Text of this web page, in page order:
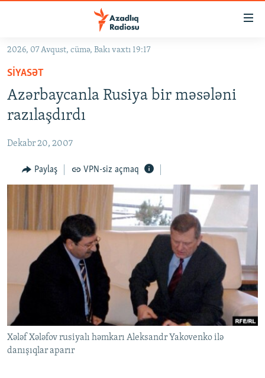
Əsas
qayıt
Əsas
naviqasiyaya
qayıt
Axtarışa
GÜNDƏM
#İZAHLA
KORRUPSIOMETR
#ƏSLINDƏ
FƏRQƏ BAX
QANUNI DOĞRU
ARAŞDIRMA
MULTIMEDIA
VIDEO
FOTOQALEREYA
İNFOQRAFIKA
KARIKATURA
RADIO ARXIV
OXU ZALI
AZƏRBAYCAN ƏDƏBIYYATI KITABXANASI
İSLAM VƏ DEMOKRATIYA
İZ - MƏDƏNIYYƏT PROQRAMI
HAQQIMIZDA
MISSIYAMIZ
PEŞƏ ETIKASI VƏ JURNALISTIKA STANDARTLARIMIZ
MATERIALLARIMIZDAN ISTIFADƏ
AZADLIQRADIOSU MOBIL TELEFONUNUZDA
BIZI IZLƏ
RFE/RL-in bütün saytları
2026, 07 Avqust, cümə, Bakı vaxtı 19:17
SIYASƏT
Azərbaycanla Rusiya bir məsələni
razılaşdırdı
Dekabr 20, 2007
Paylaş VPN-siz açmaq
Xələf Xələfov rusiyalı həmkarı Aleksandr Yakovenko ilə
danışıqlar aparır